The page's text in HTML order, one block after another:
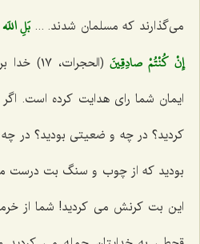
می‌گذارند كه مسلمان شدند. ... بَلِ
إِنْ كُنْتُمْ صادِقِينَ‌
ایمان شما رای هدایت كرده است.
كردید؟ در چه و ضعیتی بودید؟ در
بودید كه از چوب و سنگ بت درست
این بت كرنش می كردید! شما از